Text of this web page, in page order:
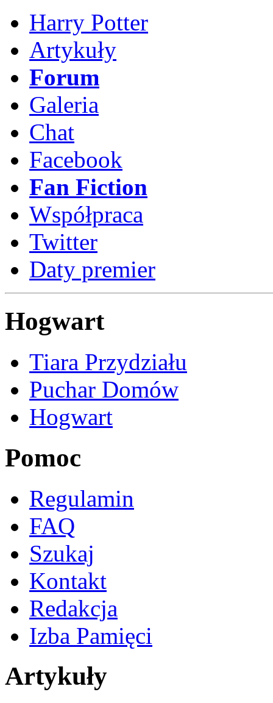
Harry Potter
Artykuły
Forum
Galeria
Chat
Facebook
Fan Fiction
Współpraca
Twitter
Daty premier
Hogwart
Tiara Przydziału
Puchar Domów
Hogwart
Pomoc
Regulamin
FAQ
Szukaj
Kontakt
Redakcja
Izba Pamięci
Artykuły